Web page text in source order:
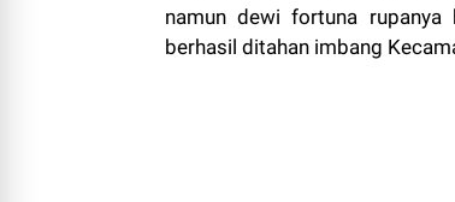
namun dewi fortuna
berhasil ditahan imbang